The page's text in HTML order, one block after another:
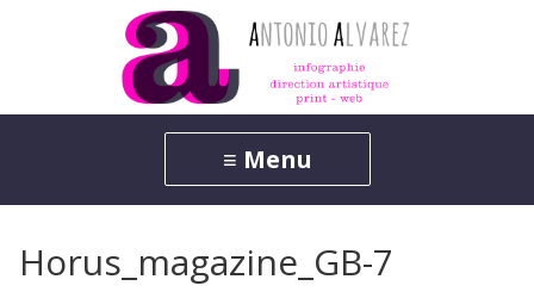
Horus_magazine_GB-7